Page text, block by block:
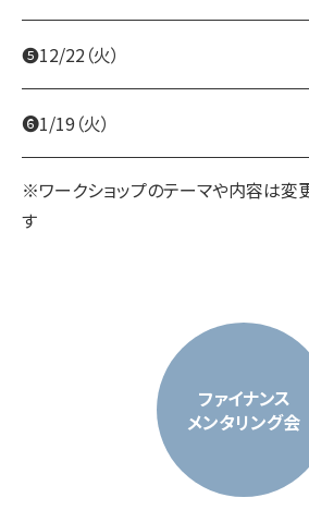
❺12/22（火）
❻1/19（火）
※ワークショップのテーマや内容は変
す
ファイナンス
メンタリング会